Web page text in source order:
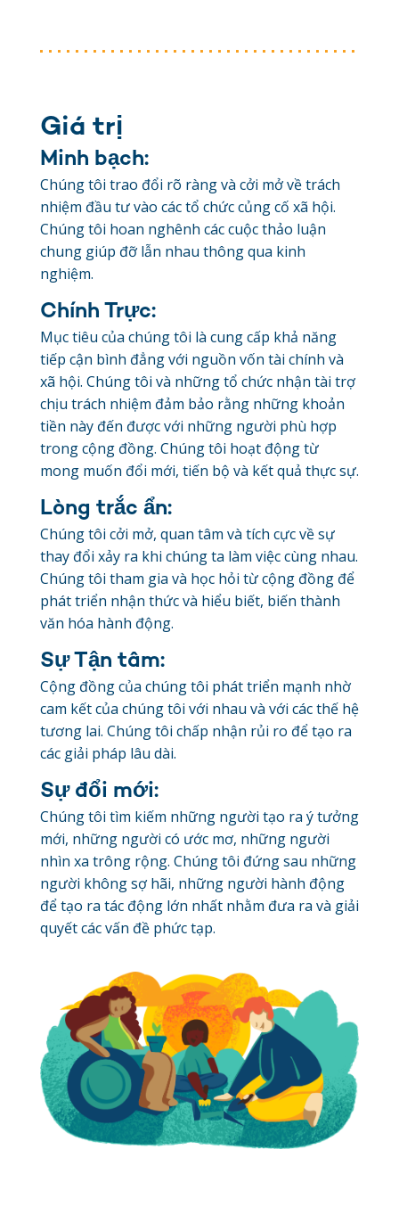
Giá trị
Minh bạch:
Chúng tôi trao đổi rõ ràng và cởi mở về trách
nhiệm đầu tư vào các tổ chức củng cố xã hội.
Chúng tôi hoan nghênh các cuộc thảo luận
chung giúp đỡ lẫn nhau thông qua kinh
nghiệm.
Chính Trực:
Mục tiêu của chúng tôi là cung cấp khả năng
tiếp cận bình đẳng với nguồn vốn tài chính và
xã hội. Chúng tôi và những tổ chức nhận tài trợ
chịu trách nhiệm đảm bảo rằng những khoản
tiền này đến được với những người phù hợp
trong cộng đồng. Chúng tôi hoạt động từ
mong muốn đổi mới, tiến bộ và kết quả thực sự.
Lòng trắc ẩn:
Chúng tôi cởi mở, quan tâm và tích cực về sự
thay đổi xảy ra khi chúng ta làm việc cùng nhau.
Chúng tôi tham gia và học hỏi từ cộng đồng để
phát triển nhận thức và hiểu biết, biến thành
văn hóa hành động.
Sự Tận tâm:
Cộng đồng của chúng tôi phát triển mạnh nhờ
cam kết của chúng tôi với nhau và với các thế hệ
tương lai. Chúng tôi chấp nhận rủi ro để tạo ra
các giải pháp lâu dài.
Sự đổi mới:
Chúng tôi tìm kiếm những người tạo ra ý tưởng
mới, những người có ước mơ, những người
nhìn xa trông rộng. Chúng tôi đứng sau những
người không sợ hãi, những người hành động
để tạo ra tác động lớn nhất nhằm đưa ra và giải
quyết các vấn đề phức tạp.